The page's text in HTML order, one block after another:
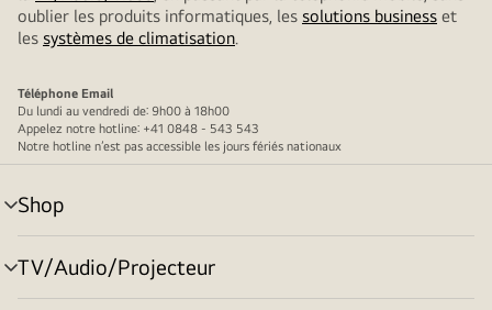
oublier les produits informatiques, les solutions business et
les systèmes de climatisation.
Téléphone Email
Du lundi au vendredi de: 9h00 à 18h00
Appelez notre hotline: +41 0848 - 543 543
Notre hotline n’est pas accessible les jours fériés nationaux
Shop
menu
déroulant
TV/Audio/Projecteur
menu
déroulant